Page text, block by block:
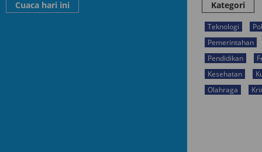
Cuaca hari ini Kategori
Teknologi
Pemerintahan
Pendidikan
Kesehatan
Olahraga